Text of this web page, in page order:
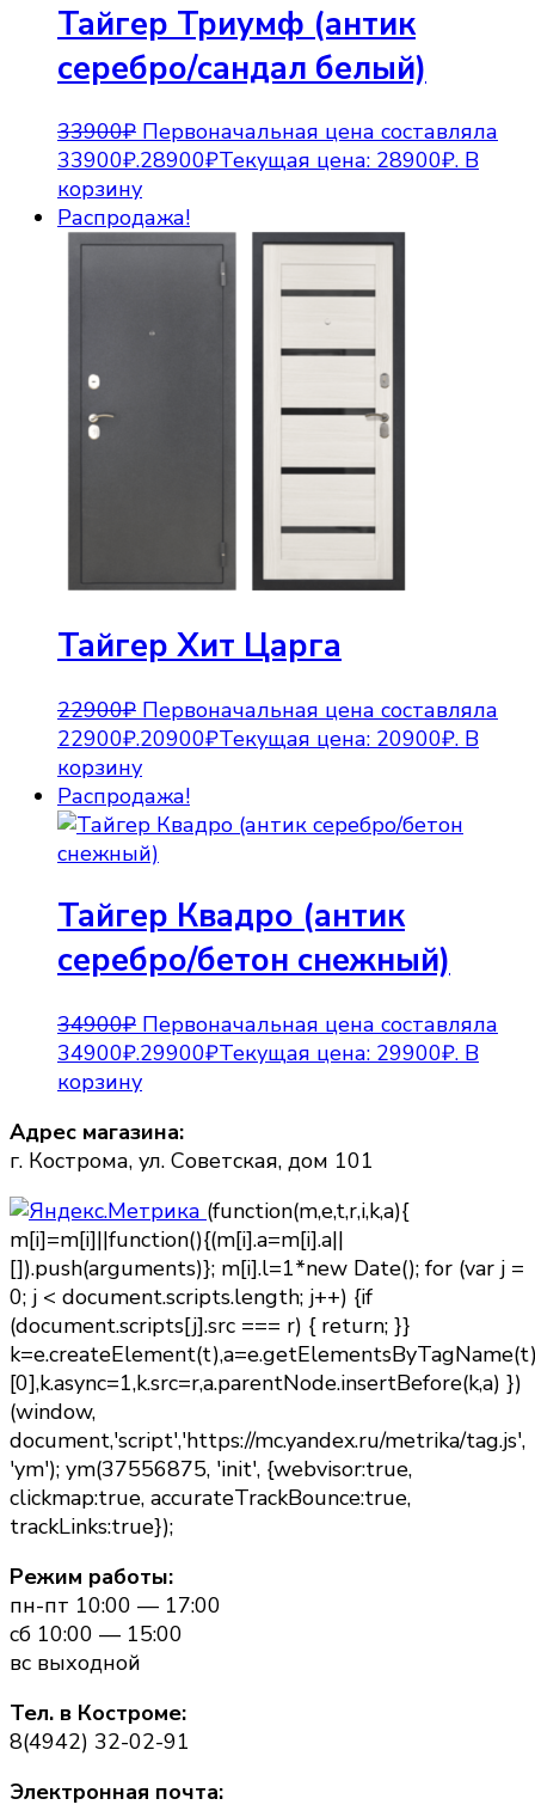
Тайгер Триумф (антик
серебро/сандал белый)
33900₽ Первоначальная цена составляла
33900₽.28900₽Текущая цена: 28900₽. В
корзину
Распродажа!
Тайгер Хит Царга
22900₽ Первоначальная цена составляла
22900₽.20900₽Текущая цена: 20900₽. В
корзину
Распродажа!
Тайгер Квадро (антик
серебро/бетон снежный)
34900₽ Первоначальная цена составляла
34900₽.29900₽Текущая цена: 29900₽. В
корзину
Адрес магазина:
г. Кострома, ул. Советская, дом 101
(function(m,e,t,r,i,k,a){
m[i]=m[i]||function(){(m[i].a=m[i].a||
[]).push(arguments)}; m[i].l=1*new Date(); for (var j =
0; j < document.scripts.length; j++) {if
(document.scripts[j].src === r) { return; }}
[0],k.async=1,k.src=r,a.parentNode.insertBefore(k,a) })
(window,
document,'script','https://mc.yandex.ru/metrika/tag.js',
'ym'); ym(37556875, 'init', {webvisor:true,
clickmap:true, accurateTrackBounce:true,
trackLinks:true});
Режим работы:
пн-пт 10:00 — 17:00
сб 10:00 — 15:00
вс выходной
Тел. в Костроме:
8(4942) 32-02-91
Электронная почта: